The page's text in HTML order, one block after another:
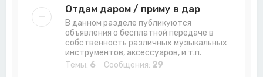
Отдам даром / приму в дар
В данном разделе публикуются
объявления о бесплатной передаче в
собственность различных музыкальных
инструментов, аксессуаров, и т.п.
Темы: 6 Сообщения: 29